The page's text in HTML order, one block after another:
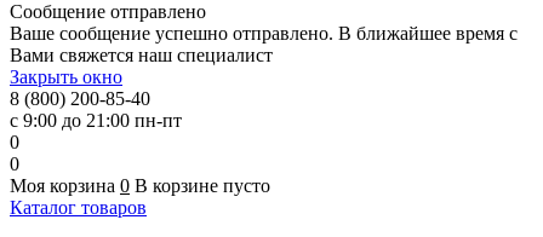
Сообщение отправлено
Ваше сообщение успешно отправлено. В ближайшее время с
Вами свяжется наш специалист
Закрыть окно
8 (800) 200-85-40
с 9:00 до 21:00 пн-пт
0
0
Моя корзина 0 В корзине пусто
Каталог товаров